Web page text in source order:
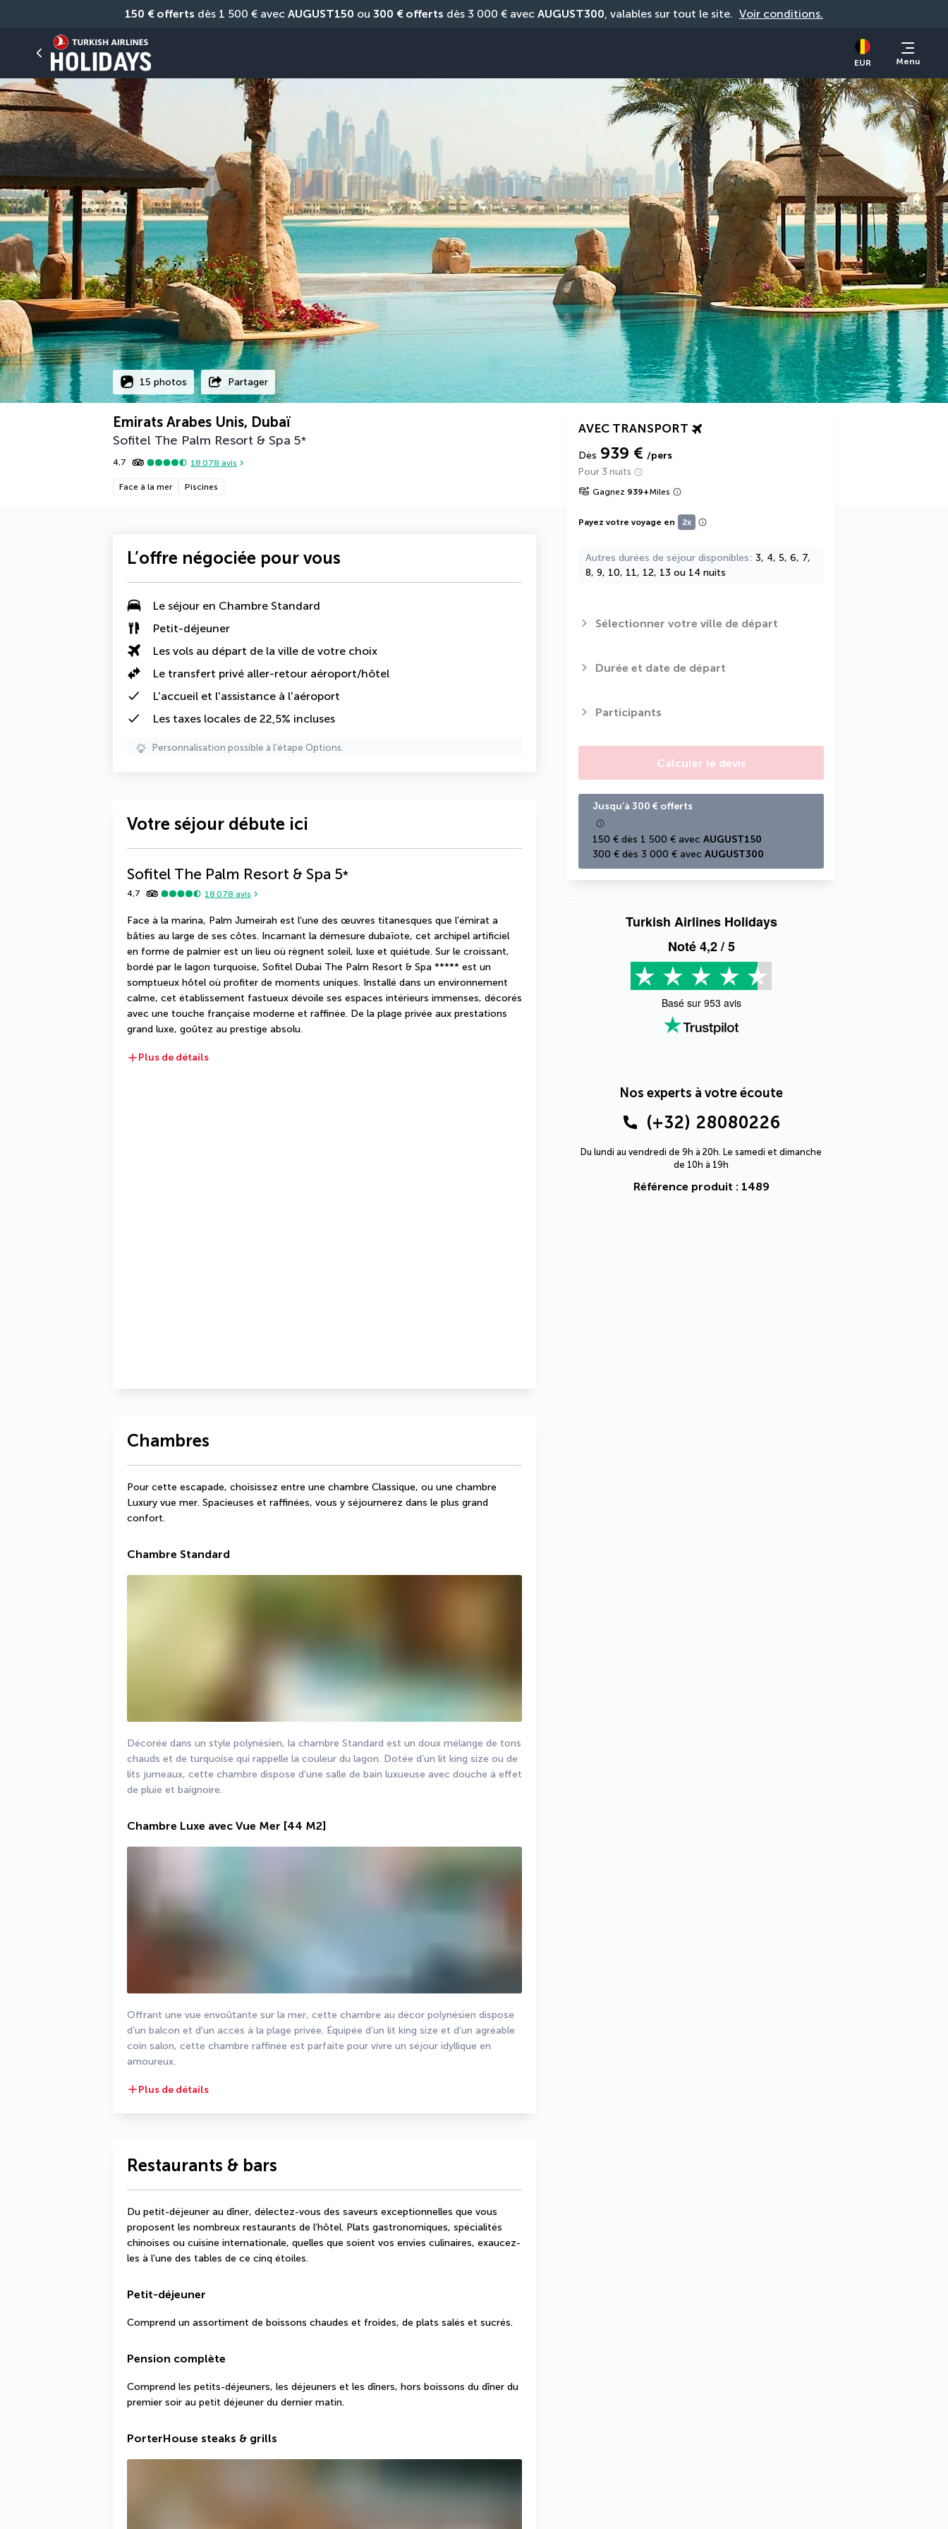
150 € offerts dès 1 500 € avec AUGUST150 ou 300 € offerts dès 3 000 € avec AUGUST300, valables sur tout le site. Voir conditions.
EUR Menu
15 photos Partager
Emirats Arabes Unis, Dubaï
Sofitel The Palm Resort & Spa 5*
4,7 18 078 avis
Face à la mer Piscines
AVEC TRANSPORT
Dès 939 € /pers
Pour 3 nuits
Gagnez 939+Miles
Payez votre voyage en 2x
Autres durées de séjour disponibles 3, 4, 5, 6, 7,
8, 9, 10, 11, 12, 13 ou 14 nuits
Sélectionner votre ville de départ
Durée et date de départ
Participants
Calculer le devis
Jusqu’à 300 € offerts
150 € dès 1 500 € avec AUGUST150
300 € dès 3 000 € avec AUGUST300
Turkish Airlines Holidays
Noté4,2/ 5
Basé sur 953 avis
Nos experts à votre écoute
(+32) 28080226
Du lundi au vendredi de 9h à 20h. Le samedi et dimanche
de 10h à 19h
Référence produit : 1489
L’offre négociée pour vous
Le séjour en Chambre Standard
Petit-déjeuner
Les vols au départ de la ville de votre choix
Le transfert privé aller-retour aéroport/hôtel
L'accueil et l'assistance à l'aéroport
Les taxes locales de 22,5% incluses
Personnalisation possible à l’étape Options.
Votre séjour débute ici
Sofitel The Palm Resort & Spa 5*
4,7 18 078 avis
Face à la marina, Palm Jumeirah est l’une des œuvres titanesques que l’émirat a
bâties au large de ses côtes. Incarnant la démesure dubaïote, cet archipel artificiel
en forme de palmier est un lieu où règnent soleil, luxe et quiétude. Sur le croissant,
bordé par le lagon turquoise, Sofitel Dubai The Palm Resort & Spa ***** est un
somptueux hôtel où profiter de moments uniques. Installé dans un environnement
calme, cet établissement fastueux dévoile ses espaces intérieurs immenses, décorés
avec une touche française moderne et raffinée. De la plage privée aux prestations
grand luxe, goûtez au prestige absolu.
Plus de détails
Chambres
Pour cette escapade, choisissez entre une chambre Classique, ou une chambre
Luxury vue mer. Spacieuses et raffinées, vous y séjournerez dans le plus grand
confort.
Chambre Standard
Décorée dans un style polynésien, la chambre Standard est un doux mélange de tons
chauds et de turquoise qui rappelle la couleur du lagon. Dotée d’un lit king size ou de
lits jumeaux, cette chambre dispose d’une salle de bain luxueuse avec douche à effet
de pluie et baignoire.
Chambre Luxe avec Vue Mer [44 M2]
Offrant une vue envoûtante sur la mer, cette chambre au décor polynésien dispose
d’un balcon et d'un accès à la plage privée. Équipée d’un lit king size et d’un agréable
coin salon, cette chambre raffinée est parfaite pour vivre un séjour idyllique en
amoureux.
Plus de détails
Restaurants & bars
Du petit-déjeuner au dîner, délectez-vous des saveurs exceptionnelles que vous
proposent les nombreux restaurants de l’hôtel. Plats gastronomiques, spécialités
chinoises ou cuisine internationale, quelles que soient vos envies culinaires, exaucez-
les à l’une des tables de ce cinq étoiles.
Petit-déjeuner
Comprend un assortiment de boissons chaudes et froides, de plats salés et sucrés.
Pension complète
Comprend les petits-déjeuners, les déjeuners et les dîners, hors boissons du dîner du
premier soir au petit déjeuner du dernier matin.
PorterHouse steaks & grills